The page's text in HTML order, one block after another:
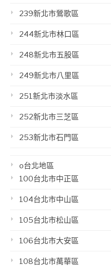
239新北市鶯歌區
244新北市林口區
248新北市五股區
249新北市八里區
251新北市淡水區
252新北市三芝區
253新北市石門區
o台北地區
100台北市中正區
104台北市中山區
105台北市松山區
106台北市大安區
108台北市萬華區